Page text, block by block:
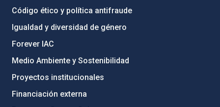
Código ético y política antifraude
Igualdad y diversidad de género
Forever IAC
Medio Ambiente y Sostenibilidad
Proyectos institucionales
Financiación externa